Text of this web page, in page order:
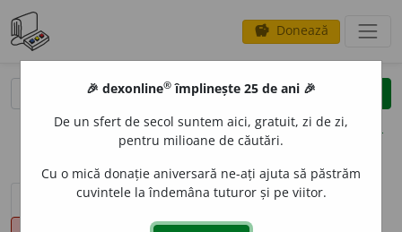
savings Donează
clear
opțiuni
sinteza definițiilor (1) definiții (11)
declinări
🎉 dexonline® împlinește 25 de ani 🎉
De un sfert de secol suntem aici, gratuit, zi de zi,
pentru milioane de căutări.
Cu o mică donație aniversară ne-ați ajuta să păstrăm
cuvintele la îndemâna tuturor și pe viitor.